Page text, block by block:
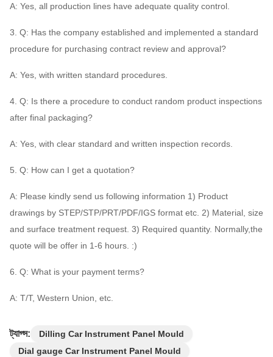
A: Yes, all production lines have adequate quality control.
3. Q: Has the company established and implemented a standard
procedure for purchasing contract review and approval?
A: Yes, with written standard procedures.
4. Q: Is there a procedure to conduct random product inspections
after final packaging?
A: Yes, with clear standard and written inspection records.
5. Q: How can I get a quotation?
A: Please kindly send us following information 1) Product
drawings by STEP/STP/PRT/PDF/IGS format etc. 2) Material, size
and surface treatment request. 3) Required quantity. Normally,the
quote will be offer in 1-6 hours. :)
6. Q: What is your payment terms?
A: T/T, Western Union, etc.
ট্যাগ্স:
Dilling Car Instrument Panel Mould
Dial gauge Car Instrument Panel Mould